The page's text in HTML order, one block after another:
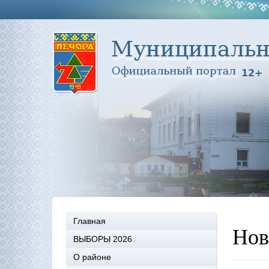
Главная
ВЫБОРЫ 2026
О районе